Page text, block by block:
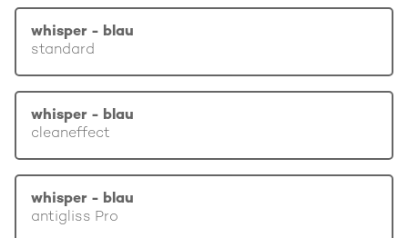
whisper - blau
standard
whisper - blau
cleaneffect
whisper - blau
antigliss Pro